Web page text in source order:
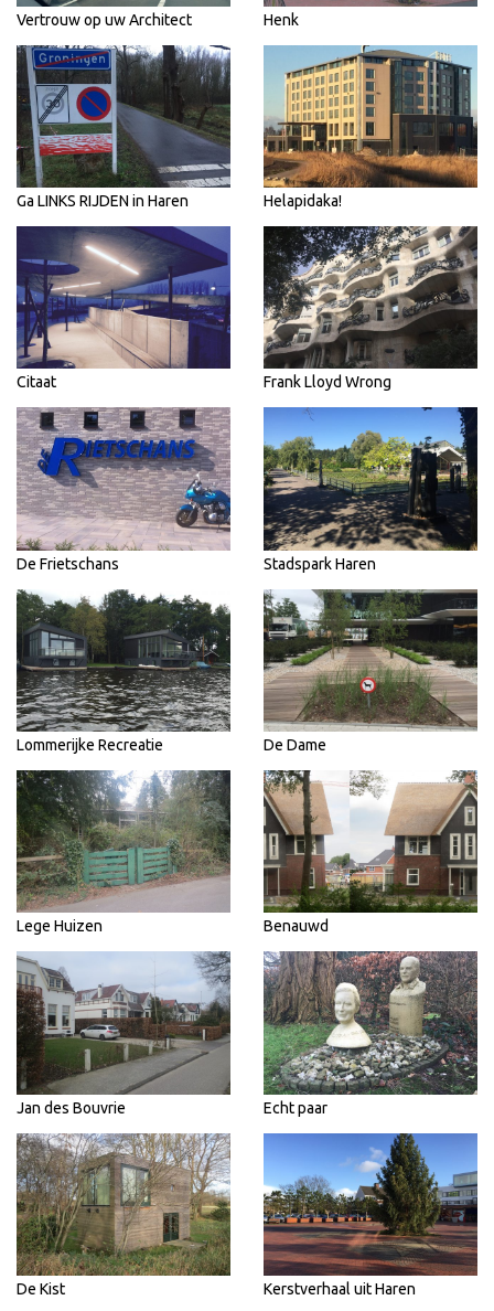
Vertrouw op uw Architect Henk
Ga LINKS RIJDEN in Haren Helapidaka!
Citaat Frank Lloyd Wrong
De Frietschans Stadspark Haren
Lommerijke Recreatie De Dame
Lege Huizen Benauwd
Jan des Bouvrie Echt paar
De Kist Kerstverhaal uit Haren